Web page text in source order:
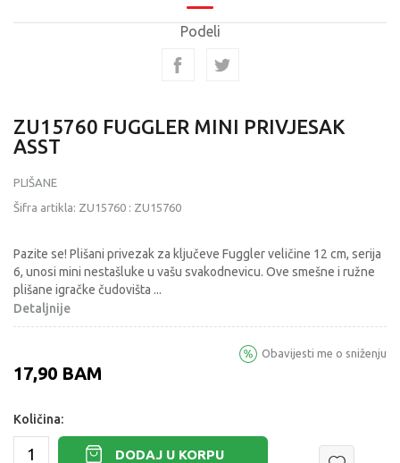
Podeli
ZU15760 FUGGLER MINI PRIVJESAK
ASST
PLIŠANE
Šifra artikla: ZU15760 : ZU15760
Pazite se! Plišani privezak za ključeve Fuggler veličine 12 cm, serija
6, unosi mini nestašluke u vašu svakodnevicu. Ove smešne i ružne
plišane igračke čudovišta ...
Detaljnije
17,90 BAM
Obavijesti me o sniženju
Količina:
DODAJ U KORPU